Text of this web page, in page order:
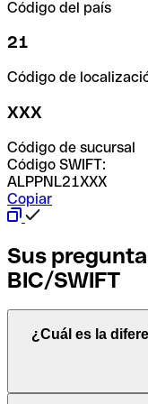
Código del país
21
Código de
XXX
Código de sucursal
Código SWIFT:
ALPPNL21XXX
Copiar
Sus
BIC/SWIFT
¿Cuál es la